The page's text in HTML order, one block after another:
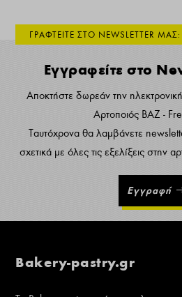
ΓΡΑΦΤΕΙΤΕ ΣΤΟ NEWSLETTER ΜΑΣ:
Εγγραφείτε στο
Αποκτήστε δωρεάν την
Αρτοποιός ΒΑΖ -
Ταυτόχρονα θα λαμβάνετε
σχετικά με όλες τις εξελίξεις στην
Εγγραφή
Bakery-pastry.gr